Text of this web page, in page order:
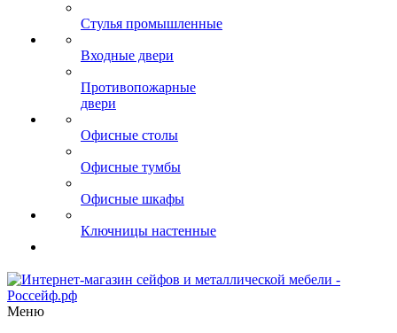
Стулья промышленные
Входные двери
Противопожарные
двери
Офисные столы
Офисные тумбы
Офисные шкафы
Ключницы настенные
Меню